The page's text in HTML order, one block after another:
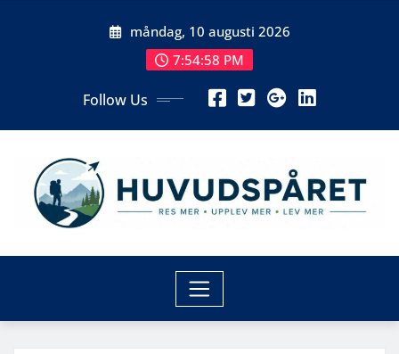
måndag, 10 augusti 2026
7:54:59 PM
Follow Us